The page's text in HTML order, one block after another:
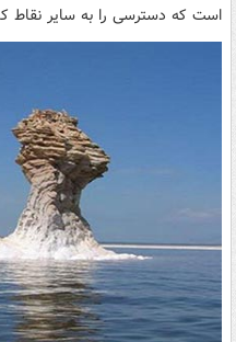
است که دسترسی را به سایر نقاط